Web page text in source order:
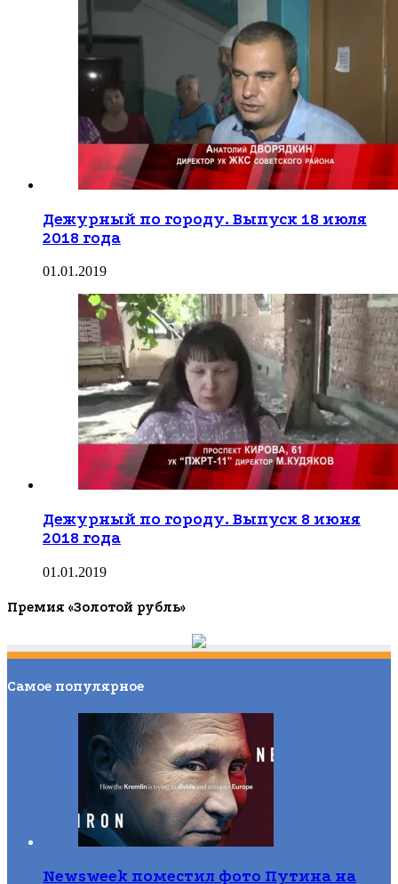
Дежурный по городу. Выпуск 18 июля
2018 года
01.01.2019
Дежурный по городу. Выпуск 8 июня
2018 года
01.01.2019
Премия «Золотой рубль»
Самое популярное
Newsweek поместил фото Путина на